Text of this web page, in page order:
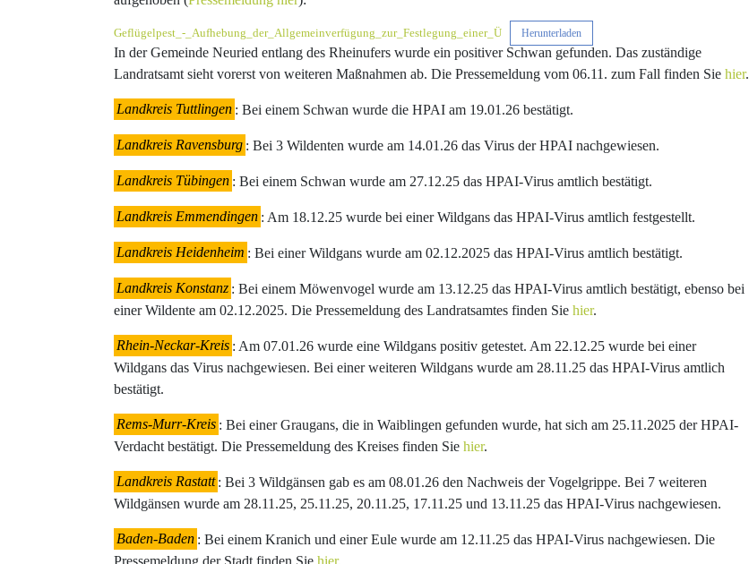
Geflügelpest_-_Aufhebung_der_Allgemeinverfügung_zur_Festlegung_einer_Ü Herunterladen
In der Gemeinde Neuried entlang des Rheinufers wurde ein positiver Schwan gefunden. Das zuständige
Landratsamt sieht vorerst von weiteren Maßnahmen ab. Die Pressemeldung vom 06.11. zum Fall finden Sie hier.
Landkreis Tuttlingen : Bei einem Schwan wurde die HPAI am 19.01.26 bestätigt.
Landkreis Ravensburg : Bei 3 Wildenten wurde am 14.01.26 das Virus der HPAI nachgewiesen.
Landkreis Tübingen : Bei einem Schwan wurde am 27.12.25 das HPAI-Virus amtlich bestätigt.
Landkreis Emmendingen : Am 18.12.25 wurde bei einer Wildgans das HPAI-Virus amtlich festgestellt.
Landkreis Heidenheim : Bei einer Wildgans wurde am 02.12.2025 das HPAI-Virus amtlich bestätigt.
Landkreis Konstanz : Bei einem Möwenvogel wurde am 13.12.25 das HPAI-Virus amtlich bestätigt, ebenso bei
einer Wildente am 02.12.2025. Die Pressemeldung des Landratsamtes finden Sie hier.
Rhein-Neckar-Kreis : Am 07.01.26 wurde eine Wildgans positiv getestet. Am 22.12.25 wurde bei einer
Wildgans das Virus nachgewiesen. Bei einer weiteren Wildgans wurde am 28.11.25 das HPAI-Virus amtlich
bestätigt.
Rems-Murr-Kreis : Bei einer Graugans, die in Waiblingen gefunden wurde, hat sich am 25.11.2025 der HPAI-
Verdacht bestätigt. Die Pressemeldung des Kreises finden Sie hier.
Landkreis Rastatt : Bei 3 Wildgänsen gab es am 08.01.26 den Nachweis der Vogelgrippe. Bei 7 weiteren
Wildgänsen wurde am 28.11.25, 25.11.25, 20.11.25, 17.11.25 und 13.11.25 das HPAI-Virus nachgewiesen.
Baden-Baden : Bei einem Kranich und einer Eule wurde am 12.11.25 das HPAI-Virus nachgewiesen. Die
Pressemeldung der Stadt finden Sie hier.